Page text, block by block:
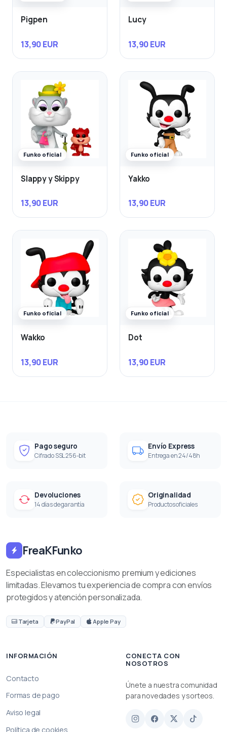
Pigpen
13,90 EUR
Lucy
13,90 EUR
Funko oficial
Slappy y Skippy
13,90 EUR
Funko oficial
Yakko
13,90 EUR
Funko oficial
Wakko
13,90 EUR
Funko oficial
Dot
13,90 EUR
Pago seguro
Cifrado SSL 256-bit
Envío Express
Entrega en 24/48h
Devoluciones
14 días de garantía
Originalidad
Productos oficiales
FreaKFunko
Especialistas en coleccionismo premium y ediciones
limitadas. Elevamos tu experiencia de compra con envíos
protegidos y atención personalizada.
Tarjeta PayPal Apple Pay
INFORMACIÓN
Contacto
Formas de pago
Aviso legal
Política de cookies
CONECTA CON
NOSOTROS
Únete a nuestra comunidad
para novedades y sorteos.